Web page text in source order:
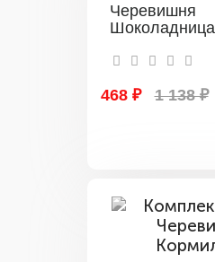
Черевишня
Шоколадница
468 ₽ 1 138 ₽